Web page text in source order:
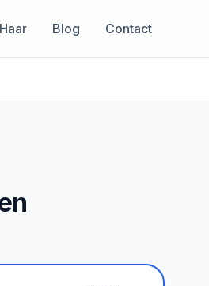
Blog Contact